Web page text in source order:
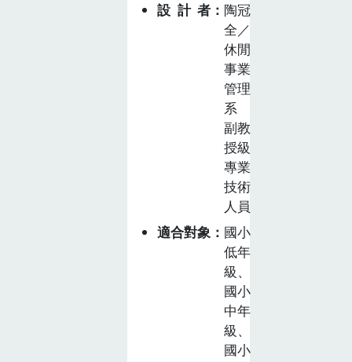
設計者
陶冠
全／
休閒
事業
管理
系
副教
授級
專業
技術
人員
適合對象
國小
低年
級、
國小
中年
級、
國小